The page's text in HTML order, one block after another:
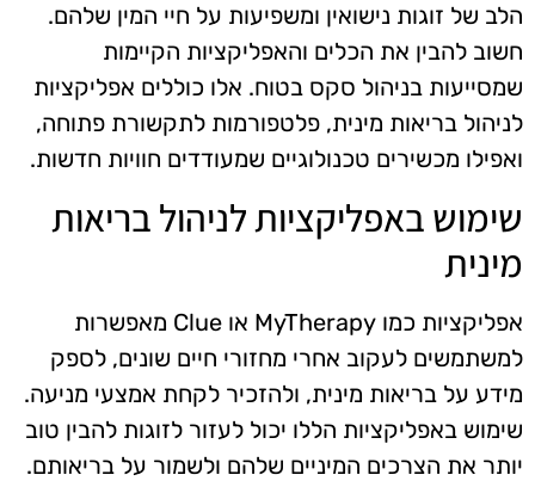
הלב של זוגות נישואין ומשפיעות על חיי המין שלהם.
חשוב להבין את הכלים והאפליקציות הקיימות
שמסייעות בניהול סקס בטוח. אלו כוללים אפליקציות
לניהול בריאות מינית, פלטפורמות לתקשורת פתוחה,
ואפילו מכשירים טכנולוגיים שמעודדים חוויות חדשות.
שימוש באפליקציות לניהול בריאות
מינית
אפליקציות כמו MyTherapy או Clue מאפשרות
למשתמשים לעקוב אחרי מחזורי חיים שונים, לספק
מידע על בריאות מינית, ולהזכיר לקחת אמצעי מניעה.
שימוש באפליקציות הללו יכול לעזור לזוגות להבין טוב
יותר את הצרכים המיניים שלהם ולשמור על בריאותם.